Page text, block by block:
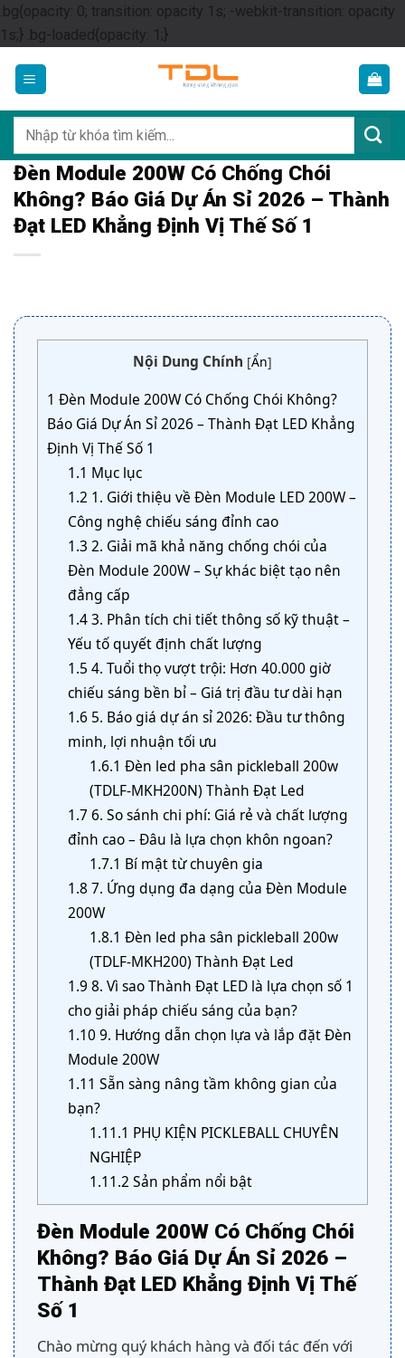
.bg{opacity: 0; transition: opacity 1s; -webkit-transition: opacity
1s;} .bg-loaded{opacity: 1;}Skip
content
kiếm:
Đèn Module 200W Có Chống Chói
Không? Báo Giá Dự Án Sỉ 2026 – Thành
Đạt LED Khẳng Định Vị Thế Số 1
Nội Dung Chính [Ẩn]
1 Đèn Module 200W Có Chống Chói Không?
Báo Giá Dự Án Sỉ 2026 – Thành Đạt LED Khẳng
Định Vị Thế Số 1
1.1 Mục lục
1.2 1. Giới thiệu về Đèn Module LED 200W –
Công nghệ chiếu sáng đỉnh cao
1.3 2. Giải mã khả năng chống chói của
Đèn Module 200W – Sự khác biệt tạo nên
đẳng cấp
1.43. Phân tích chi tiết thông số kỹ thuật –
Yếu tố quyết định chất lượng
1.5 4. Tuổi thọ vượt trội: Hơn 40.000 giờ
chiếu sáng bền bỉ – Giá trị đầu tư dài hạn
1.6 5. Báo giá dự án sỉ 2026: Đầu tư thông
minh, lợi nhuận tối ưu
1.6.1 Đèn led pha sân pickleball 200w
(TDLF-MKH200N) Thành Đạt Led
1.76. So sánh chi phí: Giá rẻ và chất lượng
đỉnh cao – Đâu là lựa chọn khôn ngoan?
1.7.1 Bí mật từ chuyên gia
1.8 7. Ứng dụng đa dạng của Đèn Module
200W
1.8.1 Đèn led pha sân pickleball 200w
(TDLF-MKH200) Thành Đạt Led
1.9 8. Vì sao Thành Đạt LED là lựa chọn số 1
cho giải pháp chiếu sáng của bạn?
1.10 9. Hướng dẫn chọn lựa và lắp đặt Đèn
Module 200W
1.11 Sẵn sàng nâng tầm không gian của
bạn?
1.11.1 PHỤ KIỆN PICKLEBALL CHUYÊN
NGHIỆP
1.11.2 Sản phẩm nổi bật
Đèn Module 200W Có Chống Chói
Không? Báo Giá Dự Án Sỉ 2026 –
Thành Đạt LED Khẳng Định Vị Thế
Số 1
Chào mừng quý khách hàng và đối tác đến với